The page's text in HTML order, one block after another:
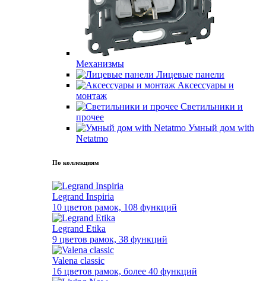
Механизмы
Лицевые панели
Аксессуары и
монтаж
Светильники и
прочее
Умный дом with
Netatmo
По коллекциям
Legrand Inspiria
10 цветов рамок, 108 функций
Legrand Etika
9 цветов рамок, 38 функций
Valena classic
16 цветов рамок, более 40 функций